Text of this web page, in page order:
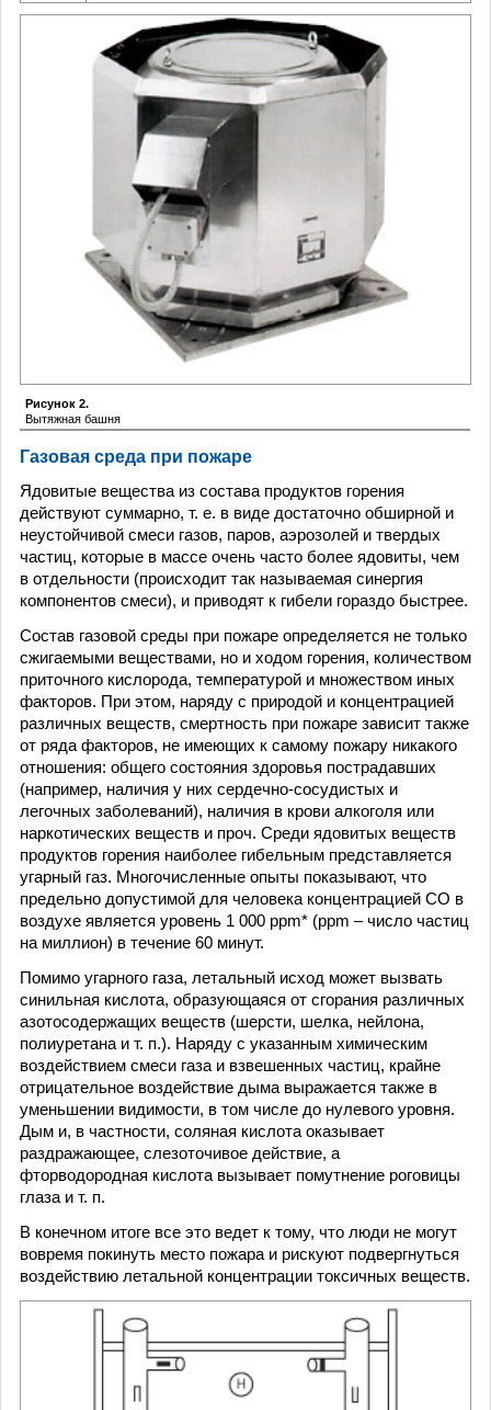
Рисунок 2.
Вытяжная башня
Газовая среда при пожаре
Ядовитые вещества из состава продуктов горения
действуют суммарно, т. е. в виде достаточно обширной и
неустойчивой смеси газов, паров, аэрозолей и твердых
частиц, которые в массе очень часто более ядовиты, чем
в отдельности (происходит так называемая синергия
компонентов смеси), и приводят к гибели гораздо быстрее.
Состав газовой среды при пожаре определяется не только
сжигаемыми веществами, но и ходом горения, количеством
приточного кислорода, температурой и множеством иных
факторов. При этом, наряду с природой и концентрацией
различных веществ, смертность при пожаре зависит также
от ряда факторов, не имеющих к самому пожару никакого
отношения: общего состояния здоровья пострадавших
(например, наличия у них сердечно-сосудистых и
легочных заболеваний), наличия в крови алкоголя или
наркотических веществ и проч. Среди ядовитых веществ
продуктов горения наиболее гибельным представляется
угарный газ. Многочисленные опыты показывают, что
предельно допустимой для человека концентрацией СО в
воздухе является уровень 1 000 ppm* (ppm – число частиц
на миллион) в течение 60 минут.
Помимо угарного газа, летальный исход может вызвать
синильная кислота, образующаяся от сгорания различных
азотосодержащих веществ (шерсти, шелка, нейлона,
полиуретана и т. п.). Наряду с указанным химическим
воздействием смеси газа и взвешенных частиц, крайне
отрицательное воздействие дыма выражается также в
уменьшении видимости, в том числе до нулевого уровня.
Дым и, в частности, соляная кислота оказывает
раздражающее, слезоточивое действие, а
фторводородная кислота вызывает помутнение роговицы
глаза и т. п.
В конечном итоге все это ведет к тому, что люди не могут
вовремя покинуть место пожара и рискуют подвергнуться
воздействию летальной концентрации токсичных веществ.